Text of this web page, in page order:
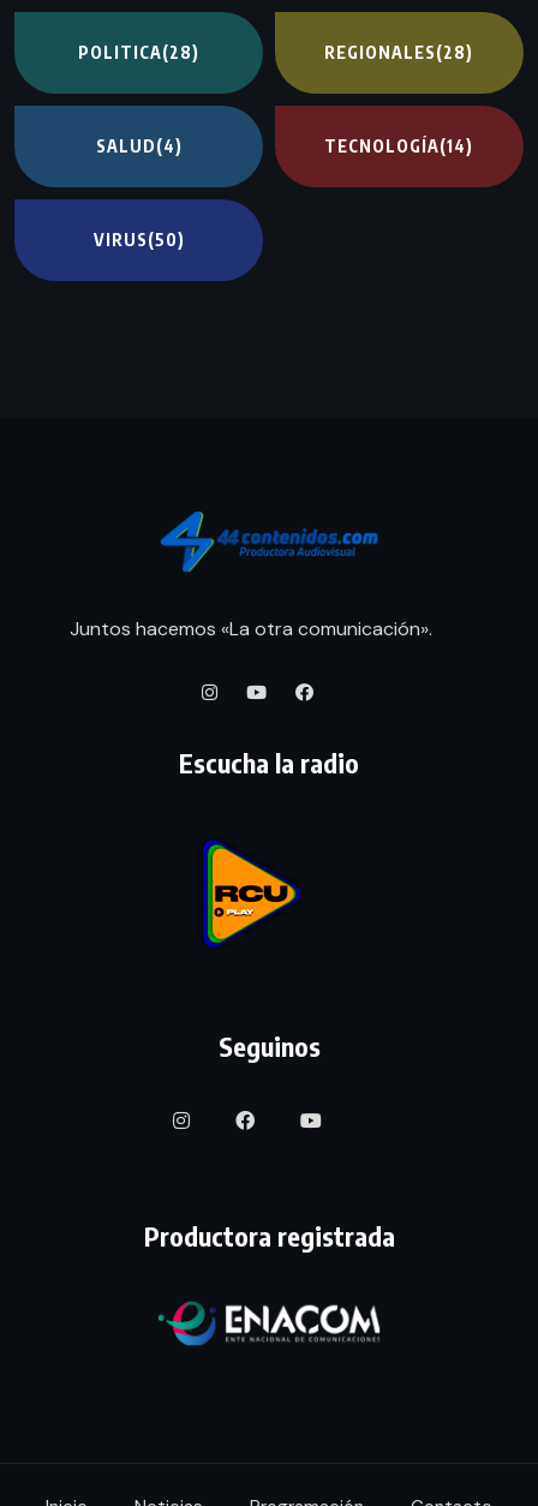
POLITICA(28) REGIONALES(28)
SALUD(4) TECNOLOGÍA(14)
VIRUS(50)
Juntos hacemos «La otra comunicación».
Escucha la radio
Seguinos
Productora registrada